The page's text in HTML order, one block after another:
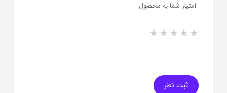
امتیاز شما به محصول
5 stars
4 stars
3 stars
2 stars
ثبت نظر